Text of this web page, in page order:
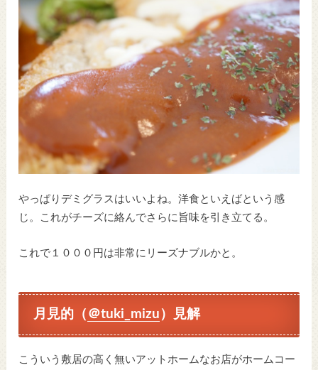
やっぱりデミグラスはいいよね。洋食といえばという感
じ。これがチーズに絡んでさらに旨味を引き立てる。
これで１０００円は非常にリーズナブルかと。
月見的（ ＠tuki_mizu ）見解
こういう敷居の高く無いアットホームなお店がホームコー